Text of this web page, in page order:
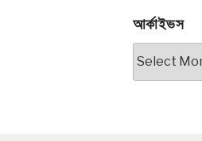
আর্কাইভস